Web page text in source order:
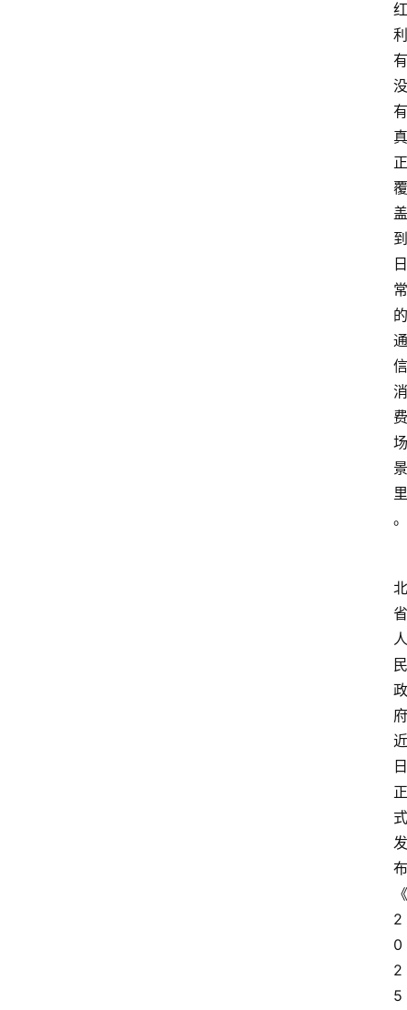
红
利
有
没
有
真
正
覆
盖
到
日
常
的
通
信
消
费
场
景
里
。
北
省
人
民
政
府
近
日
正
式
发
布
《
2
0
2
5